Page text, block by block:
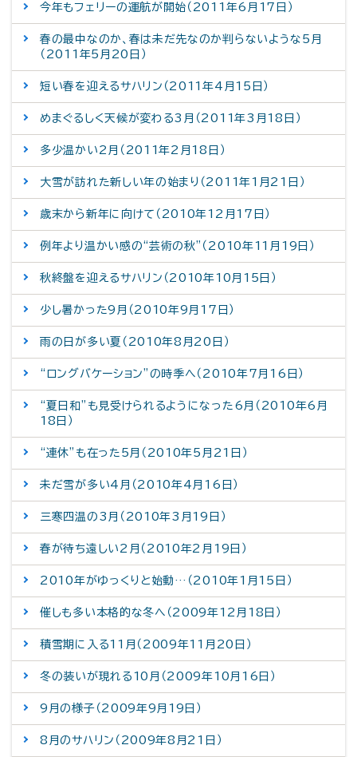
今年もフェリーの運航が開始（2011年6月17日）
春の最中なのか、春は未だ先なのか判らないような5月
（2011年5月20日）
短い春を迎えるサハリン（2011年4月15日）
めまぐるしく天候が変わる3月（2011年3月18日）
多少温かい2月（2011年2月18日）
大雪が訪れた新しい年の始まり（2011年1月21日）
歳末から新年に向けて（2010年12月17日）
例年より温かい感の“芸術の秋”（2010年11月19日）
秋終盤を迎えるサハリン（2010年10月15日）
少し暑かった9月（2010年9月17日）
雨の日が多い夏（2010年8月20日）
“ロングバケーション”の時季へ（2010年7月16日）
“夏日和”も見受けられるようになった6月（2010年6月
18日）
“連休”も在った5月（2010年5月21日）
未だ雪が多い4月（2010年4月16日）
三寒四温の3月（2010年3月19日）
春が待ち遠しい2月（2010年2月19日）
2010年がゆっくりと始動…（2010年1月15日）
催しも多い本格的な冬へ（2009年12月18日）
積雪期に入る11月（2009年11月20日）
冬の装いが現れる10月（2009年10月16日）
9月の様子（2009年9月19日）
8月のサハリン（2009年8月21日）